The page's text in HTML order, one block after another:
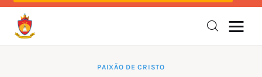
Orações
InstruçõesPAIXÃO DE CRISTO